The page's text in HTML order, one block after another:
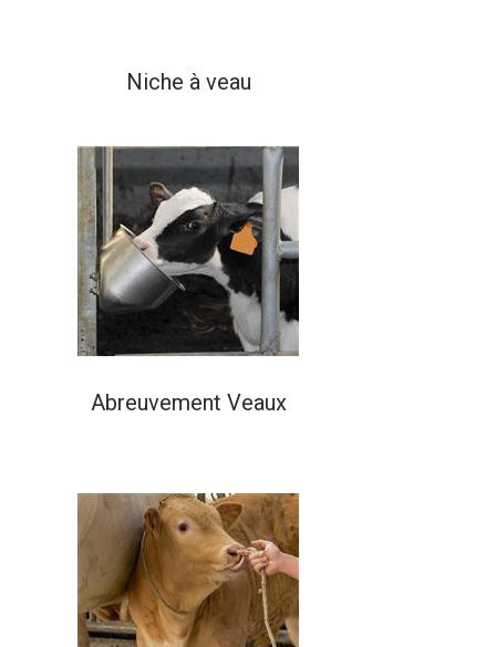
Niche à veau
Abreuvement Veaux